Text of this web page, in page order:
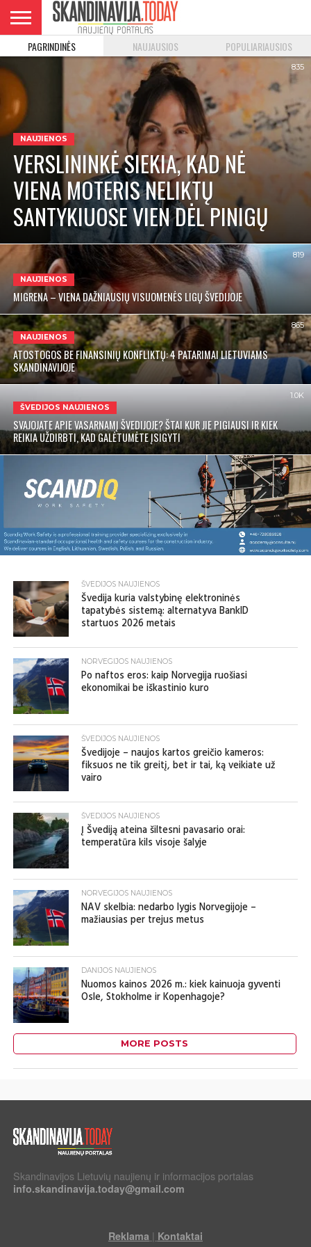
DANIJA
NORVEGIJA
ŠVEDIJA
LIETUVA
VERSLAS
PAGRINDINĖS NAUJAUSIOS POPULIARIAUSIOS
NAUJIENOS
VERSLININKĖ SIEKIA, KAD NĖ
VIENA MOTERIS NELIKTŲ
SANTYKIUOSE VIEN DĖL PINIGŲ
835
NAUJIENOS
MIGRENA – VIENA DAŽNIAUSIŲ VISUOMENĖS LIGŲ ŠVEDIJOJE
819
NAUJIENOS
ATOSTOGOS BE FINANSINIŲ KONFLIKTŲ: 4 PATARIMAI LIETUVIAMS
SKANDINAVIJOJE
865
ŠVEDIJOS NAUJIENOS
SVAJOJATE APIE VASARNAMĮ ŠVEDIJOJE? ŠTAI KUR JIE PIGIAUSI IR KIEK
REIKIA UŽDIRBTI, KAD GALĖTUMĖTE ĮSIGYTI
1.0K
ŠVEDIJOS NAUJIENOS
Švedija kuria valstybinę elektroninės
tapatybės sistemą: alternatyva BankID
startuos 2026 metais
NORVEGIJOS NAUJIENOS
Po naftos eros: kaip Norvegija ruošiasi
ekonomikai be iškastinio kuro
ŠVEDIJOS NAUJIENOS
Švedijoje – naujos kartos greičio kameros:
fiksuos ne tik greitį, bet ir tai, ką veikiate už
vairo
ŠVEDIJOS NAUJIENOS
Į Švediją ateina šiltesni pavasario orai:
temperatūra kils visoje šalyje
NORVEGIJOS NAUJIENOS
NAV skelbia: nedarbo lygis Norvegijoje –
mažiausias per trejus metus
DANIJOS NAUJIENOS
Nuomos kainos 2026 m.: kiek kainuoja gyventi
Osle, Stokholme ir Kopenhagoje?
MORE POSTS
Skandinavijos Lietuvių naujienų ir informacijos portalas
info.skandinavija.today@gmail.com
Reklama| Kontaktai